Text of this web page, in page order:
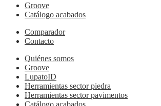
Groove
Catálogo acabados
Comparador
Contacto
Quiénes somos
Groove
LupatoID
Herramientas sector piedra
Herramientas sector pavimentos
Catálogo acabados